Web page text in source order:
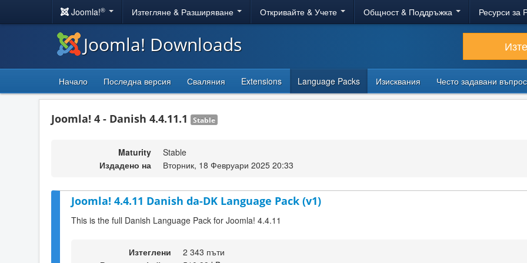
Joomla!® Изтегляне & Разширяване Откривайте & Учете Общност & Поддръжка Ресурси за
Joomla! Downloads
Начало Последна версия Сваляния Extensions Language Packs Изисквания Често задавани
Joomla! 4 - Danish 4.4.11.1 Stable
Maturity
Stable
Издадено на
Вторник, 18 Февруари 2025 20:33
Joomla! 4.4.11 Danish da-DK Language Pack (v1)
This is the full Danish Language Pack for Joomla! 4.4.11
Изтеглени
2 343 пъти